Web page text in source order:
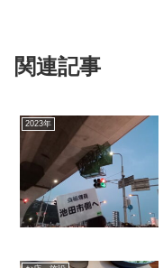
関連記事
2023年